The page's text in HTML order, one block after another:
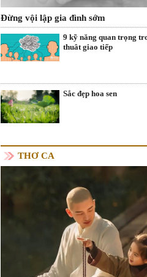
Đừng vội lập gia đình sớm
9 kỹ năng quan trọng
thuât giao tiếp
Sắc đẹp hoa sen
THƠ CA